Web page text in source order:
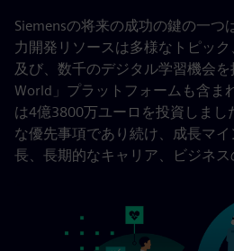
Siemensの将来の成功の鍵の一つ
力開発リソースは多様なトピッ
及び、数千のデジタル学習機会
World」プラットフォームも含ま
は4億3800万ユーロを投資しまし
な優先事項であり続け、成長マ
長、長期的なキャリア、ビジネス